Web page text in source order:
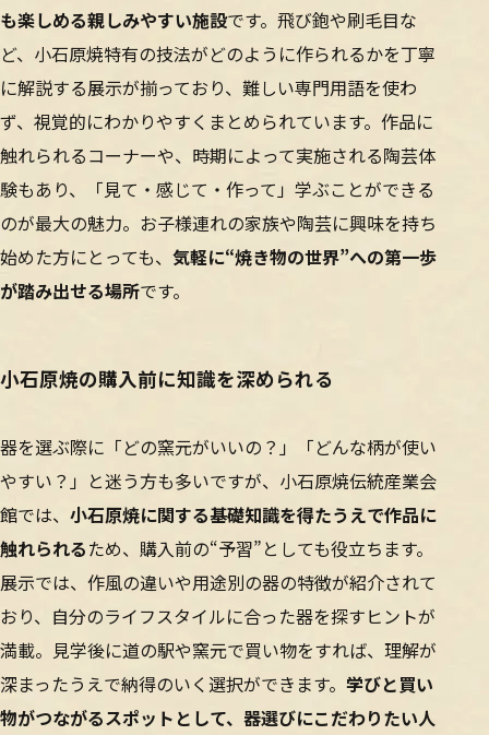
も楽しめる親しみやすい施設です。飛び鉋や刷毛目な
ど、小石原焼特有の技法がどのように作られるかを丁寧
に解説する展示が揃っており、難しい専門用語を使わ
ず、視覚的にわかりやすくまとめられています。作品に
触れられるコーナーや、時期によって実施される陶芸体
験もあり、「見て・感じて・作って」学ぶことができる
のが最大の魅力。お子様連れの家族や陶芸に興味を持ち
始めた方にとっても、 気軽に“焼き物の世界”への第一歩
が踏み出せる場所です。
小石原焼の購入前に知識を深められる
器を選ぶ際に「どの窯元がいいの？」「どんな柄が使い
やすい？」と迷う方も多いですが、小石原焼伝統産業会
館では、 小石原焼に関する基礎知識を得たうえで作品に
触れられるため、購入前の“予習”としても役立ちます。
展示では、作風の違いや用途別の器の特徴が紹介されて
おり、自分のライフスタイルに合った器を探すヒントが
満載。見学後に道の駅や窯元で買い物をすれば、理解が
深まったうえで納得のいく選択ができます。 学びと買い
物がつながるスポットとして、器選びにこだわりたい人